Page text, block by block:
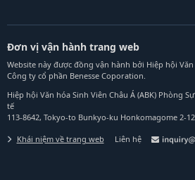
Đơn vị vận hành trang web
Website này được đồng vận hành bởi Hiệp hội Văn
Công ty cổ phần Benesse Coporation.
Hiệp hội Văn hóa Sinh Viên Châu Á (ABK) Phòng
tế
113-8642, Tokyo-to Bunkyo-ku Honkomagome 2-
Khái niệm về trang web Liên hệ